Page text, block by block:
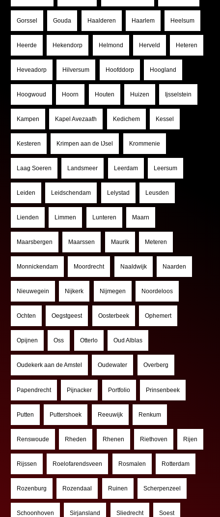
Gorssel Gouda Haalderen Haarlem Heelsum
Heerde Hekendorp Helmond Herveld Heteren
Heveadorp Hilversum Hoofddorp Hoogland
Hoogwoud Hoorn Houten Huizen Ijsselstein
Kampen Kapel Avezaath Kedichem Kessel
Kesteren Krimpen aan de IJsel Krommenie
Laag Soeren Landsmeer Leerdam Leersum
Leiden Leidschendam Lelystad Leusden
Lienden Limmen Lunteren Maarn
Maarsbergen Maarssen Maurik Meteren
Monnickendam Moordrecht Naaldwijk Naarden
Nieuwegein Nijkerk Nijmegen Noordeloos
Ochten Oegstgeest Oosterbeek Ophemert
Opijnen Oss Otterlo Oud Alblas
Oudekerk aan de Amstel Oudewater Overberg
Papendrecht Pijnacker Portfolio Prinsenbeek
Putten Puttershoek Reeuwijk Renkum
Renswoude Rheden Rhenen Riethoven Rijen
Rijssen Roelofarendsveen Rosmalen Rotterdam
Rozenburg Rozendaal Ruinen Scherpenzeel
Schoonhoven Sirjansland Sliedrecht Soest